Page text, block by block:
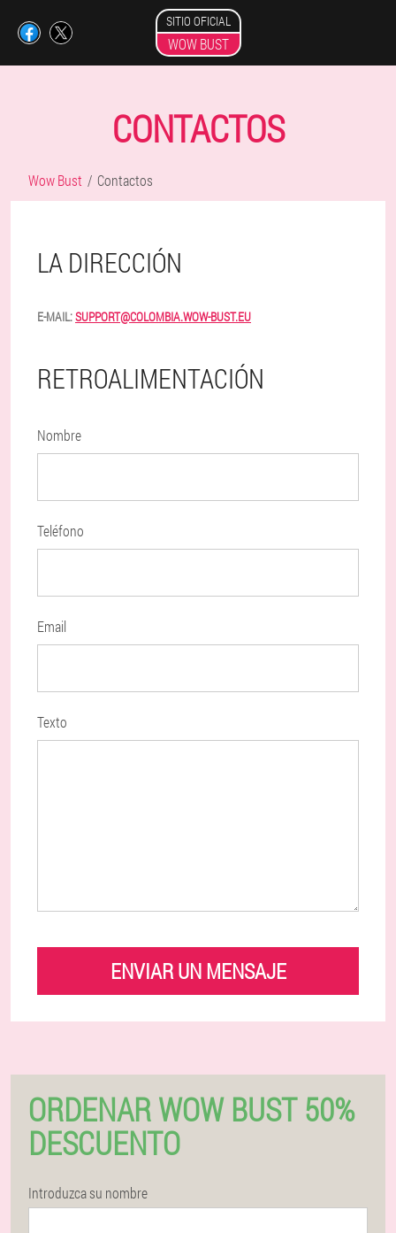
SITIO OFICIAL
WOW BUST
CONTACTOS
Wow Bust Contactos
LA DIRECCIÓN
E-MAIL:SUPPORT@COLOMBIA.WOW-BUST.EU
RETROALIMENTACIÓN
Nombre
Teléfono
Email
Texto
ENVIAR UN MENSAJE
ORDENAR WOW BUST 50%
DESCUENTO
Introduzca su nombre